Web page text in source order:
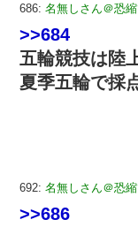
686: 名無しさん＠恐
>>684
五輪競技は陸
夏季五輪で採
692: 名無しさん＠恐
>>686